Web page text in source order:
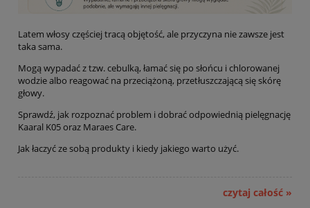
Latem włosy częściej tracą objętość, ale przyczyna nie zawsze jest
taka sama.
Mogą wypadać z tzw. cebulką, łamać się po słońcu i chlorowanej
wodzie albo reagować na przeciążoną, przetłuszczającą się skórę
głowy.
Sprawdź, jak rozpoznać problem i dobrać odpowiednią pielęgnację
Kaaral K05 oraz Maraes Care.
Jak łaczyć ze sobą produkty i kiedy jakiego warto użyć.
czytaj całość »